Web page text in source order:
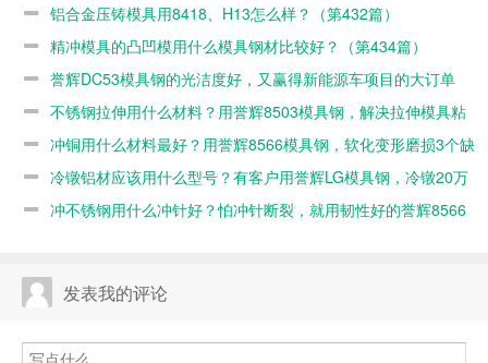
421篇）
铝合金压铸模具用8418、H13怎么样？（第432篇）
精冲模具的凸凹模用什么模具钢材比较好？（第434篇）
誉辉DC53模具钢的光洁度好，又赢得新能源车项目的大订单
（第421篇）
不锈钢拉伸用什么材料？用誉辉8503模具钢，解决拉伸模具粘
料有一手（第418篇）
冲铜用什么材料最好？用誉辉8566模具钢，软化变形磨损3个缺
陷同时解决（第417篇）
冷镦铝材应该用什么型号？有客户用誉辉LG模具钢，冷镦20万
产品都不开裂（第416篇）
冲不锈钢用什么冲针好？怕冲针断裂，就用韧性好的誉辉8566
发表我的评论